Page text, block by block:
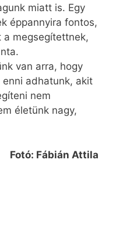
miatt is. Egy
éppannyira fontos,
a megsegítettnek,
van arra, hogy
adhatunk, akit
nem
életünk nagy,
Fotó: Fábián Attila